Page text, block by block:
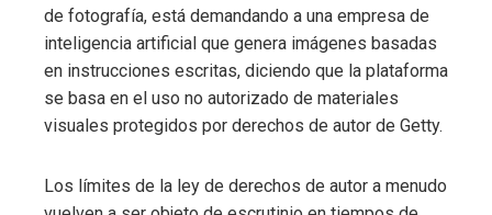
de fotografía, está demandando a una empresa de
inteligencia artificial que genera imágenes basadas
en instrucciones escritas, diciendo que la plataforma
se basa en el uso no autorizado de materiales
visuales protegidos por derechos de autor de Getty.
Los límites de la ley de derechos de autor a menudo